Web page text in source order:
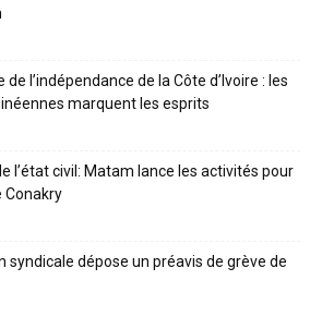
l’indépendance de la Côte d’Ivoire : les
marquent les esprits
l’état civil: Matam lance les activités pour
Conakry
syndicale dépose un préavis de grève de